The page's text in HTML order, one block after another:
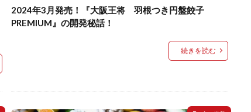
2024年3月発売！『大阪王将 羽根つき円盤餃子
PREMIUM』の開発秘話！
続きを読む